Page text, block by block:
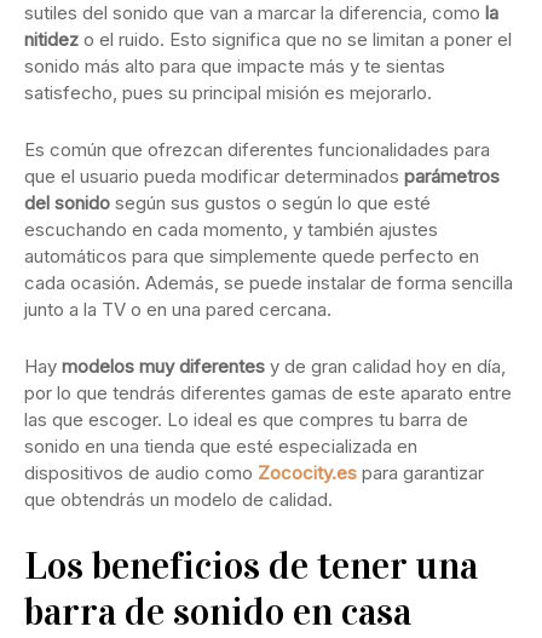
sutiles del sonido que van a marcar la diferencia, como la
nitidez o el ruido. Esto significa que no se limitan a poner el
sonido más alto para que impacte más y te sientas
satisfecho, pues su principal misión es mejorarlo.
Es común que ofrezcan diferentes funcionalidades para
que el usuario pueda modificar determinados parámetros
del sonido según sus gustos o según lo que esté
escuchando en cada momento, y también ajustes
automáticos para que simplemente quede perfecto en
cada ocasión. Además, se puede instalar de forma sencilla
junto a la TV o en una pared cercana.
Hay modelos muy diferentes y de gran calidad hoy en día,
por lo que tendrás diferentes gamas de este aparato entre
las que escoger. Lo ideal es que compres tu barra de
sonido en una tienda que esté especializada en
dispositivos de audio como Zococity.es para garantizar
que obtendrás un modelo de calidad.
Los beneficios de tener una
barra de sonido en casa